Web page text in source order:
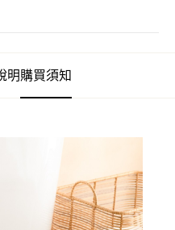
明購買須知